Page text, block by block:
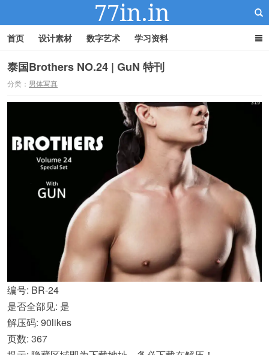
首页 设计素材 数字艺术 学习资料
泰国Brothers NO.24 | GuN 特刊
分类： 男体写真
编号: BR-24
是否全部见: 是
解压码: 90likes
页数: 367